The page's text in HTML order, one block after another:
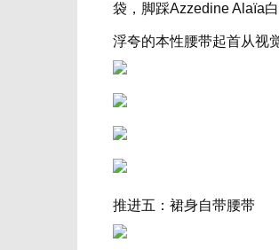
袋，脚踩Azzedine Alaïa
浮夸的本性腰带起首从视
推进五：裙身自带腰带